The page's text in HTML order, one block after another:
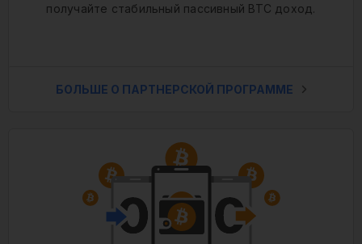
получайте стабильный пассивный BTC доход.
БОЛЬШЕ О ПАРТНЕРСКОЙ ПРОГРАММЕ